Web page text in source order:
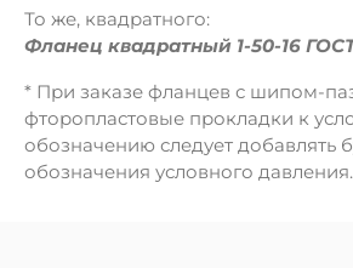
То же, квадратного:
Фланец квадратный 1-50-16
* При заказе фланцев с шипом-
фторопластовые прокладки к
обозначению следует добавлять
обозначения условного давления.